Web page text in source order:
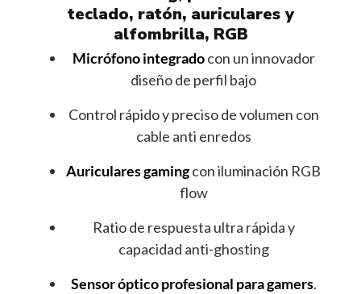
teclado, ratón, auriculares y
alfombrilla, RGB
Micrófono integradocon un innovador
diseño de perfil bajo
Control rápido y preciso de volumen con
cable anti enredos
Auriculares gamingcon iluminación RGB
flow
Ratio de respuesta ultra rápida y
capacidad anti-ghosting
Sensor óptico profesional para gamers.